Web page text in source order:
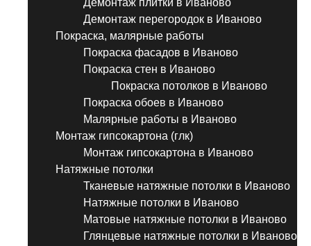
Демонтаж плитки в Иваново
Демонтаж перегородок в Иваново
Покраска, малярные работы
Покраска фасадов в Иваново
Покраска стен в Иваново
Покраска потолков в Иваново
Покраска обоев в Иваново
Малярные работы в Иваново
Монтаж гипсокартона (глк)
Монтаж гипсокартона в Иваново
Натяжные потолки
Тканевые натяжные потолки в Иваново
Натяжные потолки в Иваново
Матовые натяжные потолки в Иваново
Глянцевые натяжные потолки в Иваново